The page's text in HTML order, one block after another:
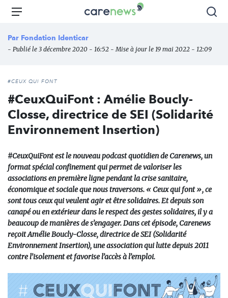
Aller
principal
Carenews,
des
Menu
Par Fondation Identicar
- Publié le 3 décembre 2020 - 16:52 - Mise à jour le 19 mai 2022 - 12:09
#CEUX QUI FONT
#CeuxQuiFont : Amélie Boucly-
Closse, directrice de SEI (Solidarité
Environnement Insertion)
#CeuxQuiFont est le nouveau podcast quotidien de Carenews, un
format spécial confinement qui permet de valoriser les
associations en première ligne pendant la crise sanitaire,
économique et sociale que nous traversons. « Ceux qui font », ce
sont tous ceux qui veulent agir et être solidaires. Et depuis son
canapé ou en extérieur dans le respect des gestes solidaires, il y a
beaucoup de manières de s’engager. Dans cet épisode, Carenews
reçoit Amélie Boucly-Closse, directrice de SEI (Solidarité
Environnement Insertion), une association qui lutte depuis 2011
contre l’isolement et favorise l’accès à l’emploi.